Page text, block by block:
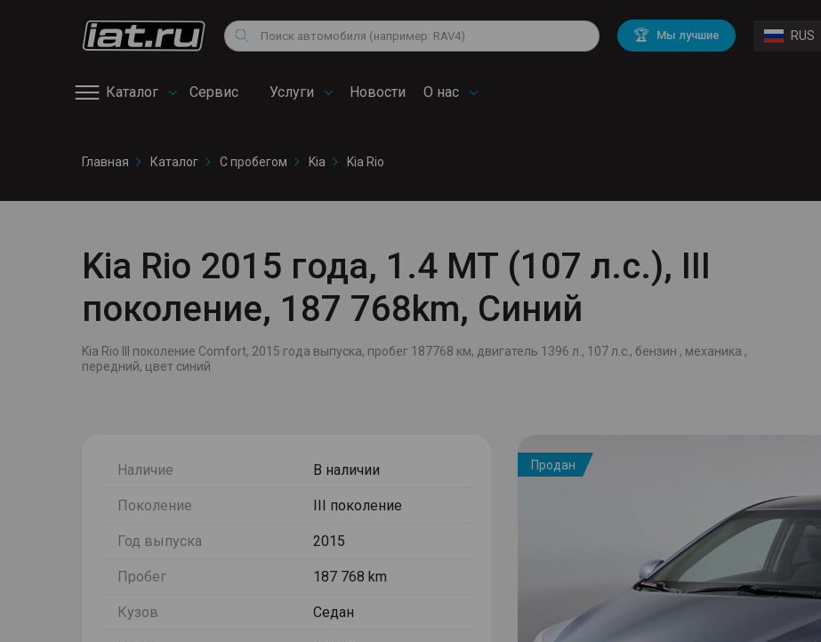
Поиск 🏆 Мы лучшие RUS
Каталог Сервис
сервис
Услуги Новости О нас
Снегоходы
Квадроциклы
Volkswagen
Mitsubishi BMW
Audi
Chevrolet Mercedes Benz
Главная Каталог С пробегом Kia Kia Rio
Kia Rio 2015 года, 1.4 MT (107 л.с.), III
поколение, 187 768km, Синий
Kia Rio III поколение Comfort, 2015 года выпуска, пробег 187768 км, двигатель 1396 л., 107 л.с., бензин , механика ,
передний, цвет синий
Наличие В наличии
Поколение III поколение
Год выпуска 2015
Пробег 187 768 km
Кузов Седан
Продан